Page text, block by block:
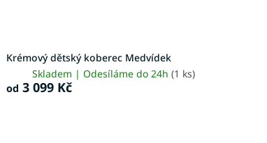
Krémový dětský koberec Medvídek
Skladem | Odesíláme do 24h (1 ks)
od 3 099 Kč